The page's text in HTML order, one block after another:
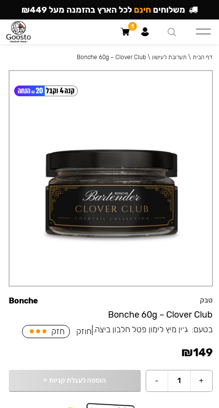
טבק
Bonche 60g – Clover Club
Bonche
בטעם: ⁠ג׳ין מיץ לימון פטל חלבון ביצה. חוזק חזק
₪149
+
1
- הוספה לעגלת קניות +
דף הבית \ תערובת לעישון \
Bonche 60g – Clover Club
משלוחים חינם לכל הארץ בהזמנה מעל ₪449
1